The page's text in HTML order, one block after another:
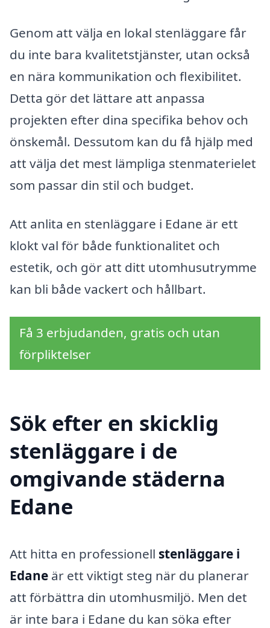
Genom att välja en lokal stenläggare får
du inte bara kvalitetstjänster, utan också
en nära kommunikation och flexibilitet.
Detta gör det lättare att anpassa
projekten efter dina specifika behov och
önskemål. Dessutom kan du få hjälp med
att välja det mest lämpliga stenmaterielet
som passar din stil och budget.
Att anlita en stenläggare i Edane är ett
klokt val för både funktionalitet och
estetik, och gör att ditt utomhusutrymme
kan bli både vackert och hållbart.
Få 3 erbjudanden, gratis och utan
förpliktelser
Sök efter en skicklig
stenläggare i de
omgivande städerna
Edane
Att hitta en professionell stenläggare i
Edane är ett viktigt steg när du planerar
att förbättra din utomhusmiljö. Men det
är inte bara i Edane du kan söka efter